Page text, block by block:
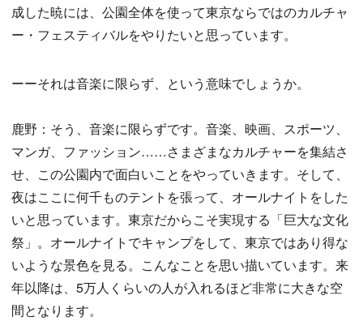
成した暁には、公園全体を使って東京ならではのカルチャ
ー・フェスティバルをやりたいと思っています。
ーーそれは音楽に限らず、という意味でしょうか。
鹿野：そう、音楽に限らずです。音楽、映画、スポーツ、
マンガ、ファッション……さまざまなカルチャーを集結さ
せ、この公園内で面白いことをやっていきます。そして、
夜はここに何千ものテントを張って、オールナイトをした
いと思っています。東京だからこそ実現する「巨大な文化
祭」。オールナイトでキャンプをして、東京ではあり得な
いような景色を見る。こんなことを思い描いています。来
年以降は、5万人くらいの人が入れるほど非常に大きな空
間となります。